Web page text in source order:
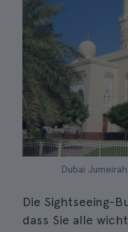
Dubai
Die Sightseeing-
dass Sie alle